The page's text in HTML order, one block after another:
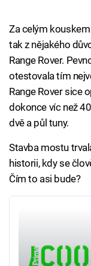
Za celým
tak z nějakého
Range Rover.
otestovala tím
Range Rover sice
dokonce víc než
dvě a půl tuny.
Stavba mostu
historii, kdy se
Čím to asi bude?